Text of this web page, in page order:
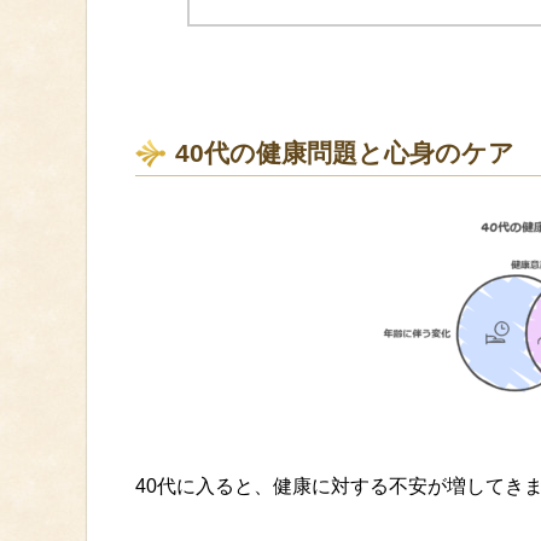
40代の健康問題と心身のケア
40代に入ると、健康に対する不安が増してき